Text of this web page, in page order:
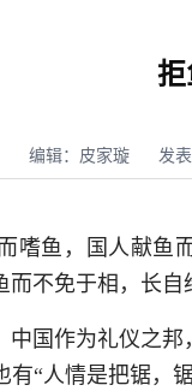
拒
编辑：皮家璇 发
嗜鱼，国人献
不免于相，长
中国作为礼仪之
“人情是把锯，